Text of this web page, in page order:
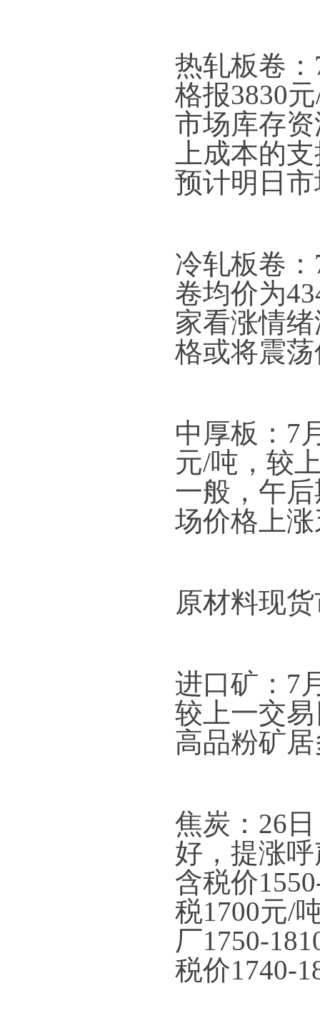
热轧板卷
格报3830
市场库存
上成本的
预计明日
冷轧板卷
卷均价为
家看涨情
格或将震
中厚板：7
元/吨，较
一般，午
场价格上
原材料现
进口矿：7
较上一交
高品粉矿
焦炭：26
好，提涨
含税价
税1700元/
厂1750-
税价1740-